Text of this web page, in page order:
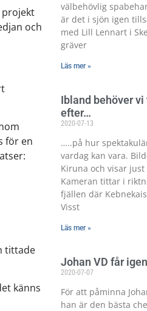
projekt
och
för en
tittade
känns
välbehövlig
är det i sjön igen
med Lill Lennart i
gräver
Läs mer »
Ibland behöver vi
efter…
2020-07-13
…..på hur
vardag kan vara.
Kiruna och visar just
Kameran tittar i
fjällen där
Visst
Läs mer »
Johan VD får
2020-07-07
För att påminna
han är den bästa